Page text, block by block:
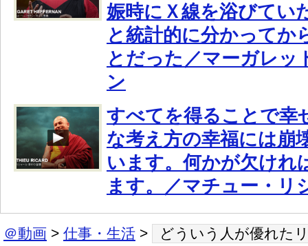
娠時にＸ線を浴びてい
と統計的に分かってか
とだった／マーガレッ
ン
すべてを得ることで幸
な考え方の幸福には崩
います。何かが欠けれ
ます。／マチュー・リ
＠動画 > 仕事・生活 >
どういう人が優れた